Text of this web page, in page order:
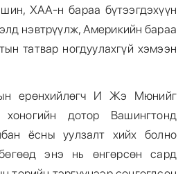
ХАА-н бараа бүтээгдэхүүн
нэвтрүүлж, Америкийн бараа
татвар ногдуулахгүй хэмээн
ерөнхийлөгч И Жэ Мюнийг
дотор Вашингтонд
ёсны уулзалт хийх болно
энэ нь өнгөрсөн сард